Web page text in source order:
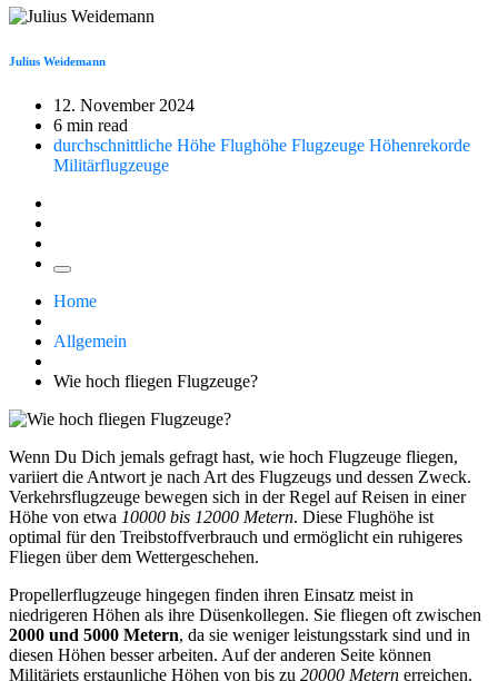
Julius Weidemann
12. November 2024
6 min read
durchschnittliche Höhe Flughöhe Flugzeuge Höhenrekorde
Militärflugzeuge
Home
Allgemein
Wie hoch fliegen Flugzeuge?
Wenn Du Dich jemals gefragt hast, wie hoch Flugzeuge fliegen,
variiert die Antwort je nach Art des Flugzeugs und dessen Zweck.
Verkehrsflugzeuge bewegen sich in der Regel auf Reisen in einer
Höhe von etwa 10000 bis 12000 Metern. Diese Flughöhe ist
optimal für den Treibstoffverbrauch und ermöglicht ein ruhigeres
Fliegen über dem Wettergeschehen.
Propellerflugzeuge hingegen finden ihren Einsatz meist in
niedrigeren Höhen als ihre Düsenkollegen. Sie fliegen oft zwischen
2000 und 5000 Metern, da sie weniger leistungsstark sind und in
diesen Höhen besser arbeiten. Auf der anderen Seite können
Militärjets erstaunliche Höhen von bis zu 20000 Metern erreichen.